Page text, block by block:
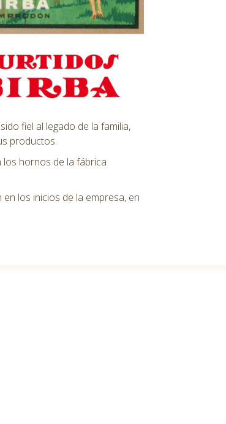
fiel al legado de la familia,
productos.
los hornos de la fábrica
los inicios de la empresa, en